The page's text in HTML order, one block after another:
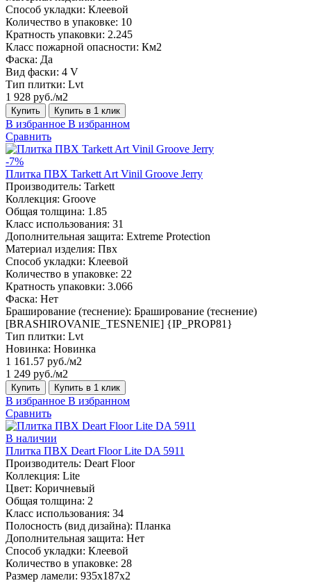
Способ укладки: Клеевой
Количество в упаковке: 10
Кратность упаковки: 2.245
Класс пожарной опасности: Км2
Фаска: Да
Вид фаски: 4 V
Тип плитки: Lvt
1 928 руб./м2
Купить Купить в 1 клик
В избранное В избранном
Сравнить
-7%
Плитка ПВХ Tarkett Art Vinil Groove Jerry
Производитель: Tarkett
Коллекция: Groove
Общая толщина: 1.85
Класс использования: 31
Дополнительная защита: Extreme Protection
Материал изделия: Пвх
Способ укладки: Клеевой
Количество в упаковке: 22
Кратность упаковки: 3.066
Фаска: Нет
Браширование (теснение): Браширование (теснение)
[BRASHIROVANIE_TESNENIE] {IP_PROP81}
Тип плитки: Lvt
Новинка: Новинка
1 161.57 руб./м2
1 249 руб./м2
Купить Купить в 1 клик
В избранное В избранном
Сравнить
В наличии
Плитка ПВХ Deart Floor Lite DA 5911
Производитель: Deart Floor
Коллекция: Lite
Цвет: Коричневый
Общая толщина: 2
Класс использования: 34
Полосность (вид дизайна): Планка
Дополнительная защита: Нет
Способ укладки: Клеевой
Количество в упаковке: 28
Размер ламели: 935x187x2